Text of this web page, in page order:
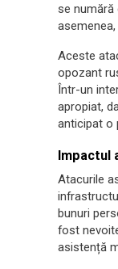
se numără
Aceste
opozant
Într-un
apropiat,
anticipat o
Impactul
Atacurile
bunuri
fost
asistență